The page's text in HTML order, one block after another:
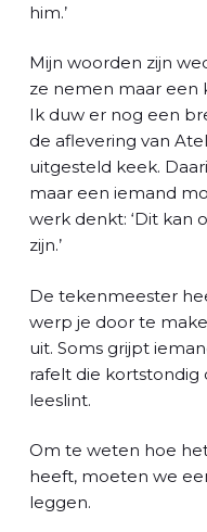
him.’
Mijn woorden zijn
ze nemen maar een
Ik duw er nog een
de aflevering van
uitgesteld keek.
maar een iemand
werk denkt: ‘Dit kan
zijn.’
De tekenmeester
werp je door te
uit. Soms grijpt
rafelt die kortstondig
leeslint.
Om te weten hoe
heeft, moeten we
leggen.